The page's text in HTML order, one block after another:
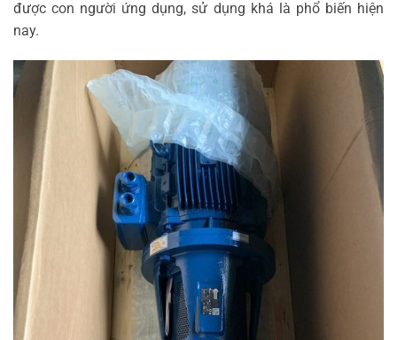
được con người ứng dụng, sử dụng khá là phổ biến hiện
nay.